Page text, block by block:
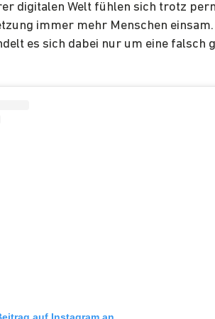
digitalen Welt fühlen sich trotz
immer mehr Menschen
es sich dabei nur um eine falsch
auf Instagram an